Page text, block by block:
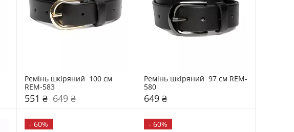
Ремінь шкіряний  100 см
REM-583
551 ₴ 649 ₴
Ремінь шкіряний  97 см REM-
580
649 ₴
- 60% - 60%